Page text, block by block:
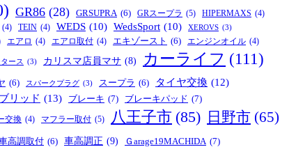
GR86 (28) GRSUPRA (6) GRスープラ (5) HIPERMAXS (4)
(4) TEIN (4) WEDS (10) WedsSport (10) XEROVS (3)
エアロ (4) エアロ取付 (4) エキゾースト (6) エンジンオイル (4)
ース (3) カリスマ店員マサ (8) カーライフ (111)
(6) スパークプラグ (3) スープラ (6) タイヤ交換 (12)
ブリッド (13) ブレーキ (7) ブレーキパッド (7)
交換 (4) マフラー取付 (5) 八王子市 (85) 日野市 (65)
高調取付 (6) 車高調正 (9) Ｇarage19MACHIDA (7)